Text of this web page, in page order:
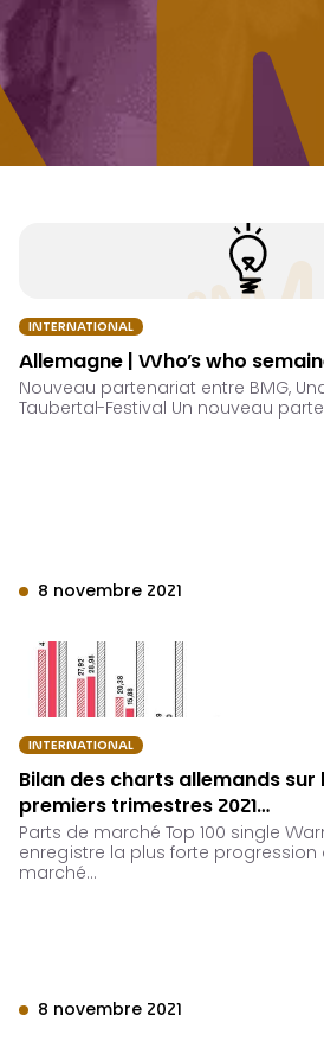
INTERNATIONAL
Allemagne | Who’s who
Nouveau partenariat entre BMG,
Taubertal-Festival Un nouveau
8 novembre 2021
INTERNATIONAL
Bilan des charts allemands sur
premiers trimestres 2021…
Parts de marché Top 100 single
enregistre la plus forte progression
marché…
8 novembre 2021